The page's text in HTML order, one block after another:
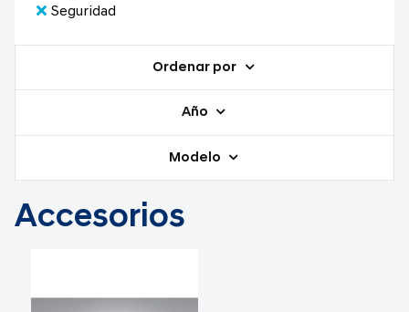
Seguridad
Ordenar por
Año
Modelo
Accesorios